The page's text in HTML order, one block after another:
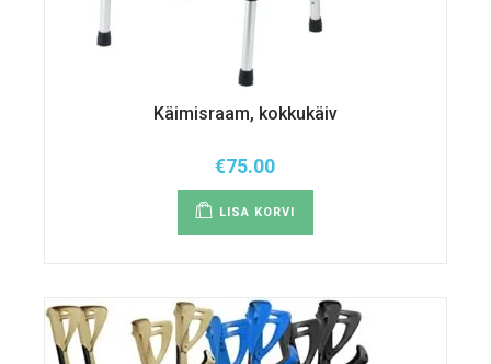
Käimisraam, kokkukäiv
€75.00
LISA KORVI